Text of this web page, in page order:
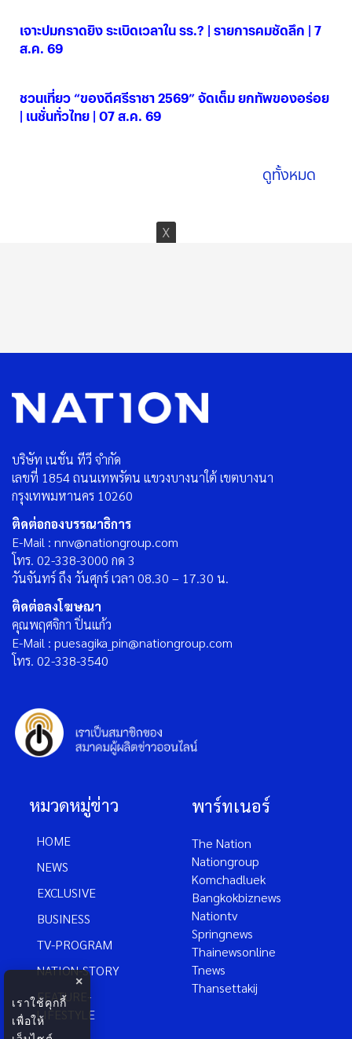
เจาะปมกราดยิง ระเบิดเวลาใน รร.? | รายการคมชัดลึก | 7
ส.ค. 69
ชวนเที่ยว “ของดีศรีราชา 2569” จัดเต็ม ยกทัพของอร่อย
| เนชั่นทั่วไทย | 07 ส.ค. 69
ดูทั้งหมด
บริษัท เนชั่น ทีวี จำกัด
เลขที่ 1854 ถนนเทพรัตน แขวงบางนาใต้ เขตบางนา
กรุงเทพมหานคร 10260
ติดต่อกองบรรณาธิการ
E-Mail : nnv@nationgroup.com
โทร. 02-338-3000 กด 3
วันจันทร์ ถึง วันศุกร์ เวลา 08.30 – 17.30 น.
ติดต่อลงโฆษณา
คุณพฤศจิกา ปิ่นแก้ว
E-Mail : puesagika_pin@nationgroup.com
โทร. 02-338-3540
หมวดหมู่ข่าว
HOME
NEWS
EXCLUSIVE
BUSINESS
TV-PROGRAM
NATION-STORY
FEATURE-
LIFESTYLE
พาร์ทเนอร์
The Nation
Nationgroup
Komchadluek
Bangkokbiznews
Nationtv
Springnews
Thainewsonline
Tnews
Thansettakij
×
เราใช้คุกกี้
เพื่อให้